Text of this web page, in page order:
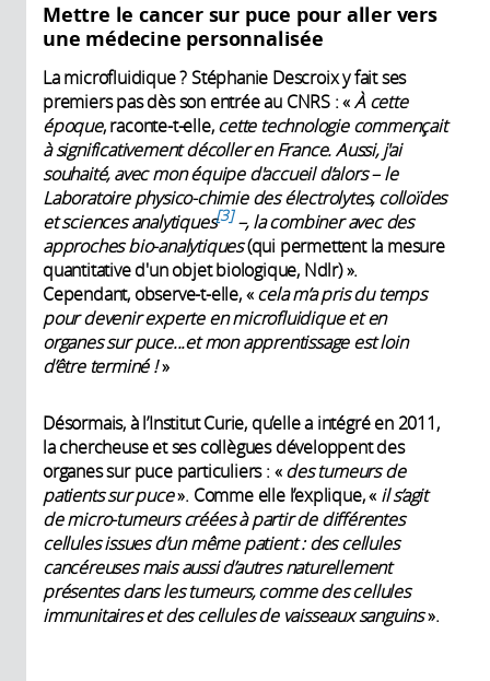
Mettre le cancer sur puce pour aller vers
une médecine personnalisée
La microfluidique ? Stéphanie Descroix y fait ses
premiers pas dès son entrée au CNRS : «À cette
époque, raconte-t-elle,cette technologie commençait
à significativement décoller en France. Aussi, j'ai
souhaité, avec mon équipe d'accueil d’alors – le
Laboratoire physico-chimie des électrolytes, colloïdes
et sciences analytiques 3 –, la combiner avec des
approches bio-analytiques(qui permettent la mesure
quantitative d'un objet biologique, Ndlr) ».
Cependant, observe-t-elle, «cela m’a pris du temps
pour devenir experte en microfluidique et en
organes sur puce...et mon apprentissage est loin
d’être terminé !»
Désormais, à l’Institut Curie, qu’elle a intégré en 2011,
la chercheuse et ses collègues développent des
organes sur puce particuliers : «des tumeurs de
patients sur puce». Comme elle l’explique, « il s’agit
de micro-tumeurs créées à partir de différentes
cellules issues d’un même patient : des cellules
cancéreuses mais aussi d’autres naturellement
présentes dans les tumeurs, comme des cellules
immunitaires et des cellules de vaisseaux sanguins».